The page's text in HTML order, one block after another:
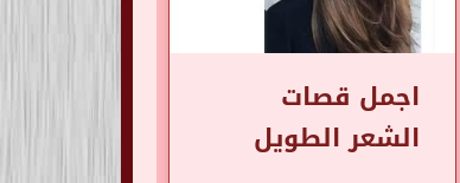
اجمل قصات
الشعر الطويل